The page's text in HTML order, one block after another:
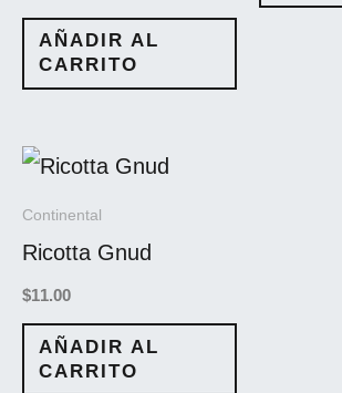
AÑADIR AL
CARRITO
Continental
Ricotta Gnud
$11.00
AÑADIR AL
CARRITO